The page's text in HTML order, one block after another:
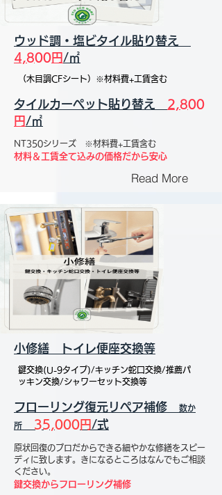
ウッド調・塩ビタイル貼り替え
4,800円 /㎡
（木目調CFシート）※材料費+工賃含む
タイルカーペット貼り替え
2,800
円 /㎡
NT350シリーズ ※材料費+工賃含む
材料＆工賃全て込みの価格だから安心
Read More
小修繕 トイレ便座交換等
鍵交換(U-9タイプ)/キッチン蛇口交換/推薦パ
ッキン交換/シャワーセット交換等
フローリング復元リペア補修 数か
所 35,000円 /式
原状回復のプロだからできる細やかな修繕をスピー
ディに致します。きになるところはなんでもご相談
ください。
鍵交換からフローリング補修